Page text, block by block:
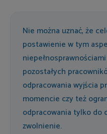
Nie można uznać, że
postawienie w tym
pozostałych
odpracowania wyjścia
momencie czy też
odpracowania tylko do
zwolnienie.